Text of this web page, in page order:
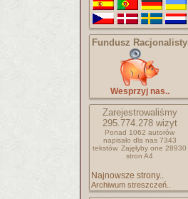
Fundusz Racjonalisty
Wesprzyj nas..
Zarejestrowaliśmy
295.774.278wizyt
Ponad 1062 autorów
napisało dla nas 7343
tekstów. Zajęłyby one 28930
stron A4
Najnowsze strony..
Archiwum streszczeń..